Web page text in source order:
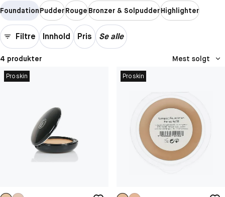
FoundationPudderRougeBronzer & SolpudderHighlighter
Filtre Innhold Pris Se alle
4 produkter Mest solgt
Proskin Proskin